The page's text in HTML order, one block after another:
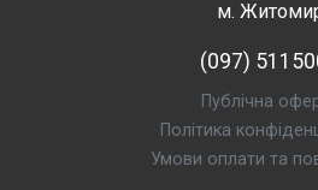
м.
(097)
Публічна
Політика
Умови оплати та